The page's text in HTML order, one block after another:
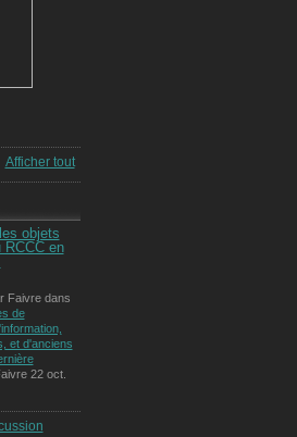
Afficher tout
objets
RCCC en
Faivre dans
de
et d'anciens
22 oct.